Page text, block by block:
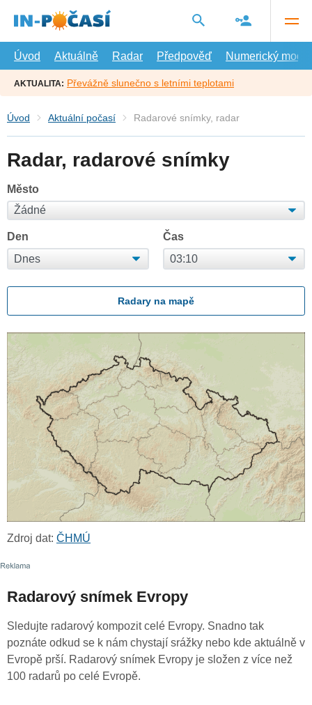
hlavní
Úvod
Aktuálně Radar Předpověď Numerický model
AKTUALITA: Převážně slunečno s letními teplotami
Úvod Aktuální počasí Radarové snímky, radar
Radar, radarové snímky
Město
Den Čas
Radary na mapě
Zdroj dat: ČHMÚ
Radarový snímek Evropy
Sledujte radarový kompozit celé Evropy. Snadno tak
poznáte odkud se k nám chystají srážky nebo kde aktuálně v
Evropě prší. Radarový snímek Evropy je složen z více než
100 radarů po celé Evropě.